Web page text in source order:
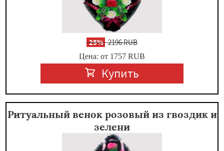
-25%2196 RUB
Цена: от 1757 RUB
Купить
Ритуальный венок розовый из гвоздик и
зелени